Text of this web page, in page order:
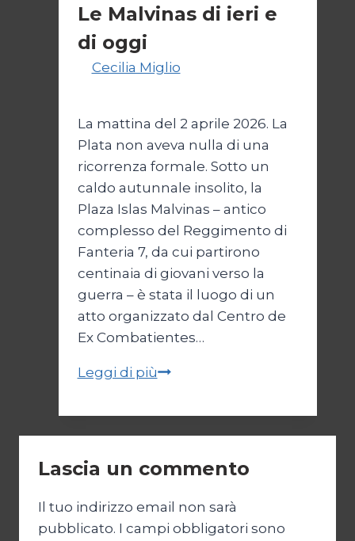
Le Malvinas di ieri e
di oggi
Cecilia Miglio
La mattina del 2 aprile 2026. La
Plata non aveva nulla di una
ricorrenza formale. Sotto un
caldo autunnale insolito, la
Plaza Islas Malvinas – antico
complesso del Reggimento di
Fanteria 7, da cui partirono
centinaia di giovani verso la
guerra – è stata il luogo di un
atto organizzato dal Centro de
Ex Combatientes…
Leggi di piùLe
di
ieri
di
oggi
Lascia un commento
Il tuo indirizzo email non sarà
pubblicato. I campi obbligatori sono